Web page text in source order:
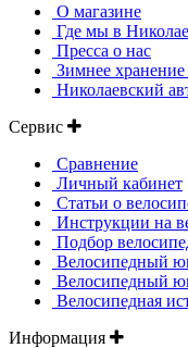
О магазине
Где мы в
Пресса о нас
Зимнее хранение
Николаевский
Сервис
Сравнение
Личный кабинет
Статьи о
Инструкции на
Подбор
Велосипедный
Велосипедный
Велосипедная
Информация